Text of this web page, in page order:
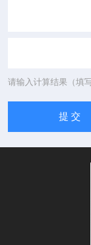
请输入计算结果（填